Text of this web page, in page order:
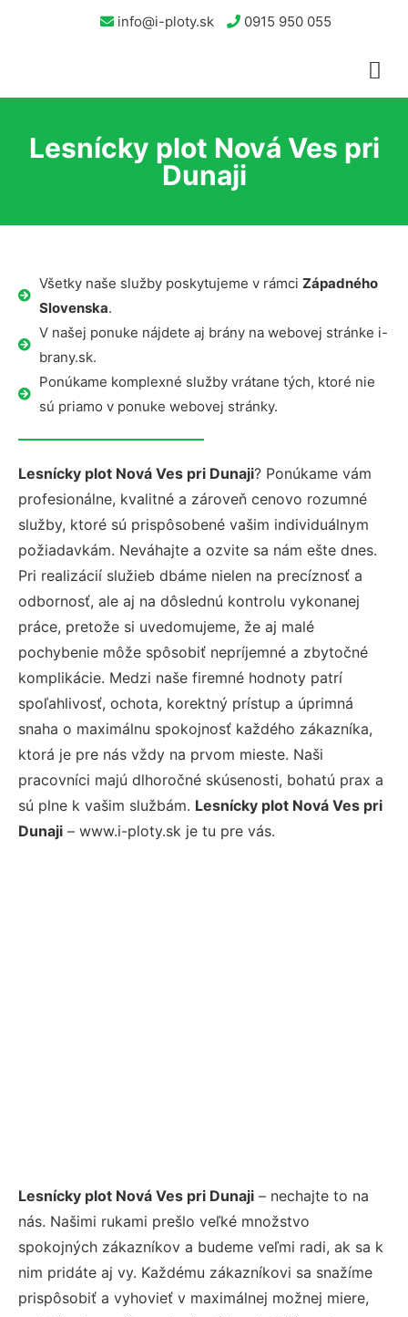
info@i-ploty.sk 0915 950 055
Lesnícky plot Nová Ves pri
Dunaji
Všetky naše služby poskytujeme v rámci Západného
Slovenska.
V našej ponuke nájdete aj brány na webovej stránke i-
brany.sk.
Ponúkame komplexné služby vrátane tých, ktoré nie
sú priamo v ponuke webovej stránky.
Lesnícky plot Nová Ves pri Dunaji? Ponúkame vám
profesionálne, kvalitné a zároveň cenovo rozumné
služby, ktoré sú prispôsobené vašim individuálnym
požiadavkám. Neváhajte a ozvite sa nám ešte dnes.
Pri realizácií služieb dbáme nielen na precíznosť a
odbornosť, ale aj na dôslednú kontrolu vykonanej
práce, pretože si uvedomujeme, že aj malé
pochybenie môže spôsobiť nepríjemné a zbytočné
komplikácie. Medzi naše firemné hodnoty patrí
spoľahlivosť, ochota, korektný prístup a úprimná
snaha o maximálnu spokojnosť každého zákazníka,
ktorá je pre nás vždy na prvom mieste. Naši
pracovníci majú dlhoročné skúsenosti, bohatú prax a
sú plne k vašim službám. Lesnícky plot Nová Ves pri
Dunaji – www.i-ploty.sk je tu pre vás.
Lesnícky plot Nová Ves pri Dunaji – nechajte to na
nás. Našimi rukami prešlo veľké množstvo
spokojných zákazníkov a budeme veľmi radi, ak sa k
nim pridáte aj vy. Každému zákazníkovi sa snažíme
prispôsobiť a vyhovieť v maximálnej možnej miere,